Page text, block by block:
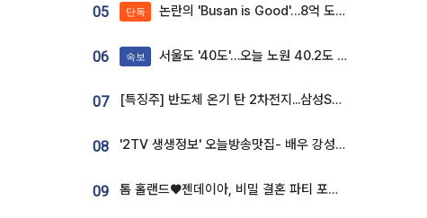
05 단독 논란의 'Busan is Good'…8억 도시브랜드, 용산 대통령실 CI 업체가 수행
06 속보 서울도 '40도'…오늘 노원 40.2도 기록
07 [특징주] 반도체 온기 탄 2차전지...삼성SDI, 장 초반 7% 넘게 껑충
08 '2TV 생생정보' 오늘방송맛집- 배우 강성진 단골! 쌀국수ㆍ푸팟퐁 커리 맛집 '블○○○'
09 톰 홀랜드♥젠데이아, 비밀 결혼 파티 포착⋯호텔 대관비만 9억